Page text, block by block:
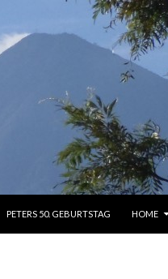
PETERS 50. GEBURTSTAG HOME